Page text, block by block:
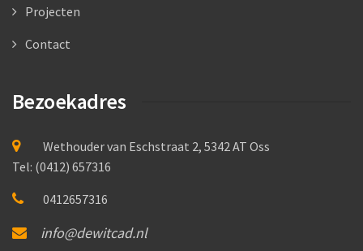
Projecten
Contact
Bezoekadres
Wethouder van Eschstraat 2, 5342 AT Oss
Tel: (0412) 657316
0412657316
info@dewitcad.nl